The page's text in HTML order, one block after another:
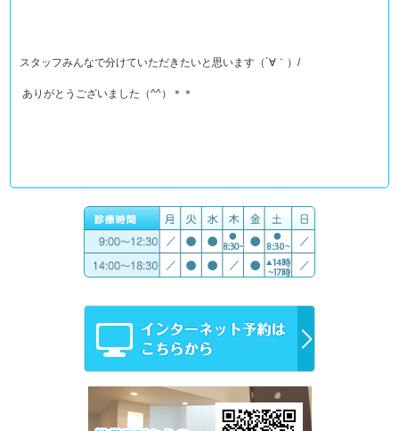
スタッフみんなで分けていただきたいと思います（´∀｀）/
ありがとうございました（^^）＊＊